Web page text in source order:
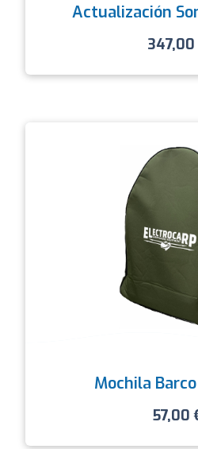
Actualización
347,00
Mochila
57,00